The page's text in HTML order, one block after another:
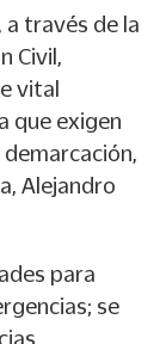
, a través de la
Civil,
vital
que exigen
Alejandro
para
se